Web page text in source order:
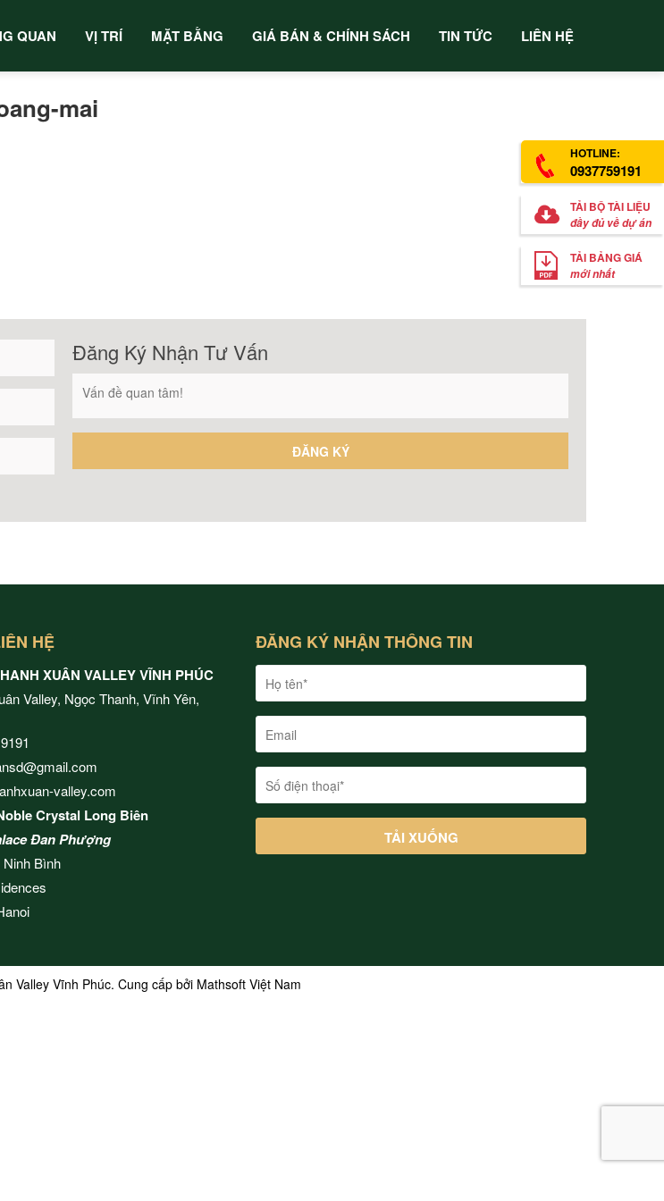
QUAN VỊ TRÍ MẶT BẰNG GIÁ BÁN & CHÍNH SÁCH TIN TỨC LIÊN HỆ
mai
Đăng Ký Nhận Tư Vấn
HỆ
XUÂN VALLEY VĨNH PHÚC
Valley, Ngọc Thanh, Vĩnh Yên,
valley.com
Crystal Long Biên
Đan Phượng
Bình
ĐĂNG KÝ NHẬN THÔNG TIN
Valley Vĩnh Phúc. Cung cấp bởi Mathsoft Việt Nam
HOTLINE:
0937759191
TẢI BỘ TÀI LIỆU
đầy đủ về dự án
TẢI BẢNG GIÁ
mới nhất